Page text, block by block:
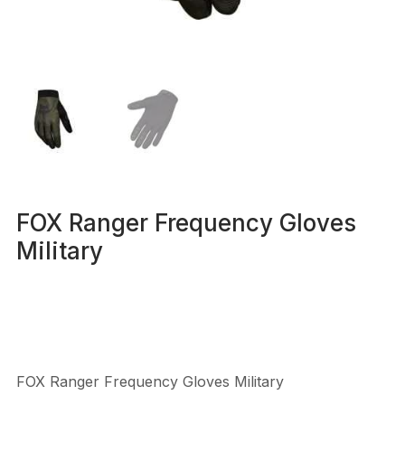
FOX Ranger Frequency Gloves
Military
FOX Ranger Frequency Gloves Military